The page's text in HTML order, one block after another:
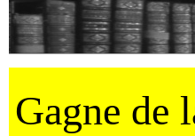
Gagne de